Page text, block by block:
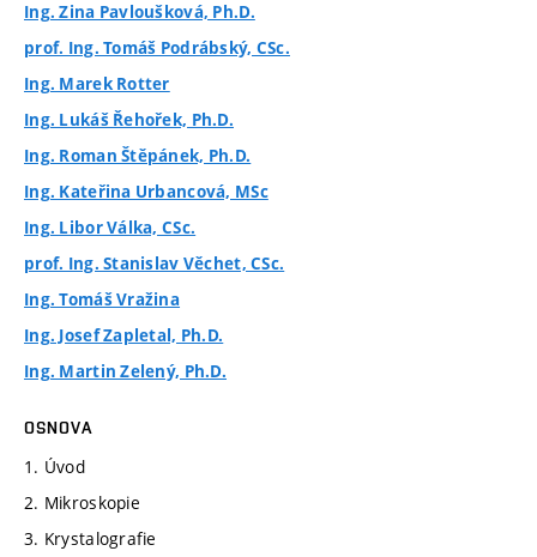
Ing. Zina Pavloušková, Ph.D.
prof. Ing. Tomáš Podrábský, CSc.
Ing. Marek Rotter
Ing. Lukáš Řehořek, Ph.D.
Ing. Roman Štěpánek, Ph.D.
Ing. Kateřina Urbancová, MSc
Ing. Libor Válka, CSc.
prof. Ing. Stanislav Věchet, CSc.
Ing. Tomáš Vražina
Ing. Josef Zapletal, Ph.D.
Ing. Martin Zelený, Ph.D.
OSNOVA
1. Úvod
2. Mikroskopie
3. Krystalografie